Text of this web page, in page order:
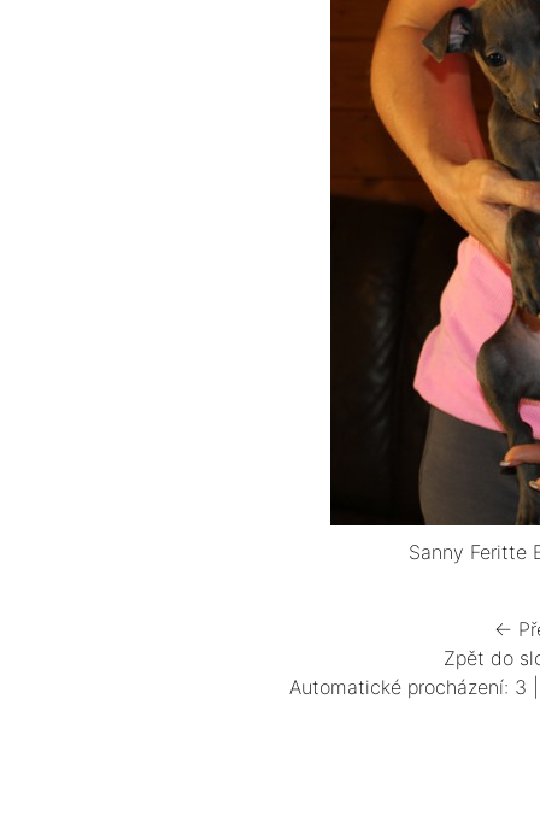
Sanny Feritte
←
Zpět do
Automatické procházení: 3